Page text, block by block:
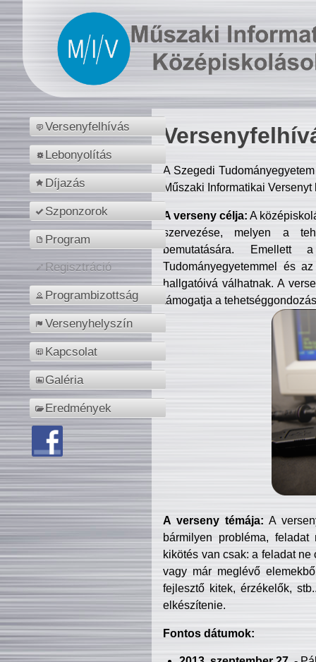
Versenyfelhívás
Lebonyolítás
Díjazás
Szponzorok
Program
Regisztráció
Programbizottság
Versenyhelyszín
Kapcsolat
Galéria
Eredmények
A Szegedi
Műszaki Informatikai
A verseny célja: A
szervezése, melyen a
bemutatására. Emellett
Tudományegyetemmel és
hallgatóivá válhatnak. A
támogatja a
A verseny témája: A
bármilyen probléma, feladat
kikötés van csak: a feladat
vagy már meglévő
fejlesztő kitek, érzékelők,
elkészítenie.
Fontos dátumok: